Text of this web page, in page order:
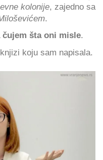
kolonije, zajedno sa
.
čujem šta oni misle.
koju sam napisala.